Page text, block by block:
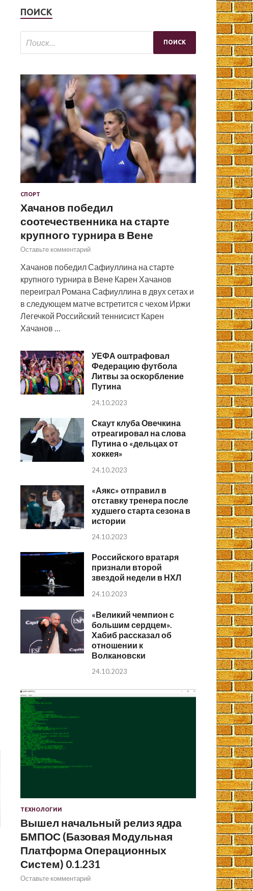
ПОИСК
СПОРТ
Хачанов победил
соотечественника на старте
крупного турнира в Вене
Оставьте комментарий
Хачанов победил Сафиуллина на старте
крупного турнира в Вене Карен Хачанов
переиграл Романа Сафиуллина в двух сетах и
в следующем матче встретится с чехом Иржи
Легечкой Российский теннисист Карен
Хачанов …
УЕФА оштрафовал
Федерацию футбола
Литвы за оскорбление
Путина
24.10.2023
Скаут клуба Овечкина
отреагировал на слова
Путина о «дельцах от
хоккея»
24.10.2023
«Аякс» отправил в
отставку тренера после
худшего старта сезона в
истории
24.10.2023
Российского вратаря
признали второй
звездой недели в НХЛ
24.10.2023
«Великий чемпион с
большим сердцем».
Хабиб рассказал об
отношении к
Волкановски
24.10.2023
ТЕХНОЛОГИИ
Вышел начальный релиз ядра
БМПОС (Базовая Модульная
Платформа Операционных
Систем) 0.1.231
Оставьте комментарий